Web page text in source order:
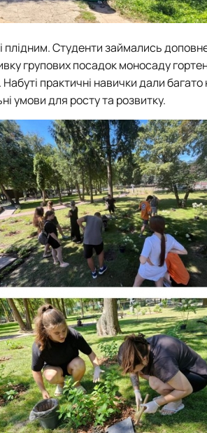
Студенти займались
групових посадок моносаду
практичні навички дали
умови для росту та розвитку.